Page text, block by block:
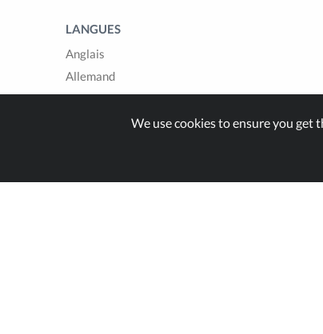
LANGUES
Anglais
Allemand
Français
We use cookies to ensure you get